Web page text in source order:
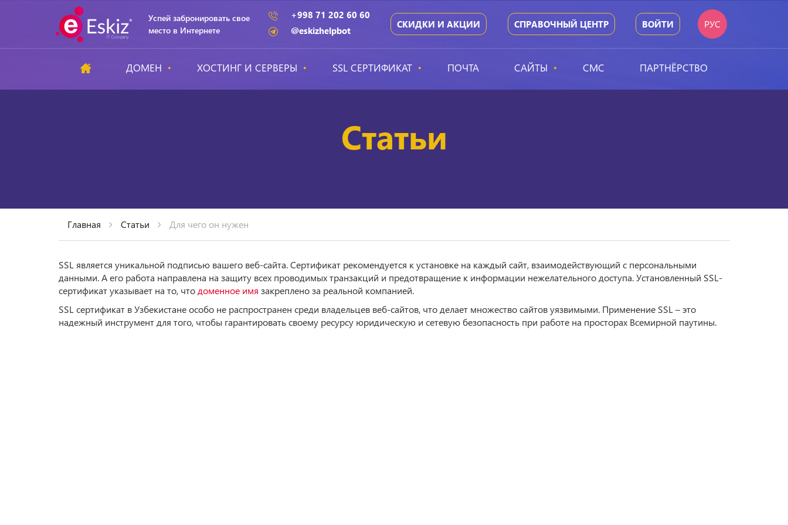
Успей забронировать свое
место в Интернете
+998 71 202 60 60
@eskizhelpbot
СКИДКИ И АКЦИИ СПРАВОЧНЫЙ ЦЕНТР ВОЙТИ РУС
ДОМЕН ХОСТИНГ И СЕРВЕРЫ SSL СЕРТИФИКАТ ПОЧТА САЙТЫ СМС ПАРТНЁРСТВО
Статьи
Главная Статьи Для чего он нужен
SSL является уникальной подписью вашего веб-сайта. Сертификат рекомендуется к установке на каждый сайт, взаимодействующий с персональными
данными. А его работа направлена на защиту всех проводимых транзакций и предотвращение к информации нежелательного доступа. Установленный SSL-
сертификат указывает на то, чтодоменное имя закреплено за реальной компанией.
SSL сертификат в Узбекистане особо не распространен среди владельцев веб-сайтов, что делает множество сайтов уязвимыми. Применение SSL – это
надежный инструмент для того, чтобы гарантировать своему ресурсу юридическую и сетевую безопасность при работе на просторах Всемирной паутины.